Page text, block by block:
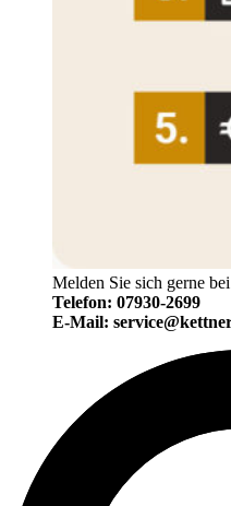
Melden Sie sich gerne
Telefon: 07930-2699
E-Mail: